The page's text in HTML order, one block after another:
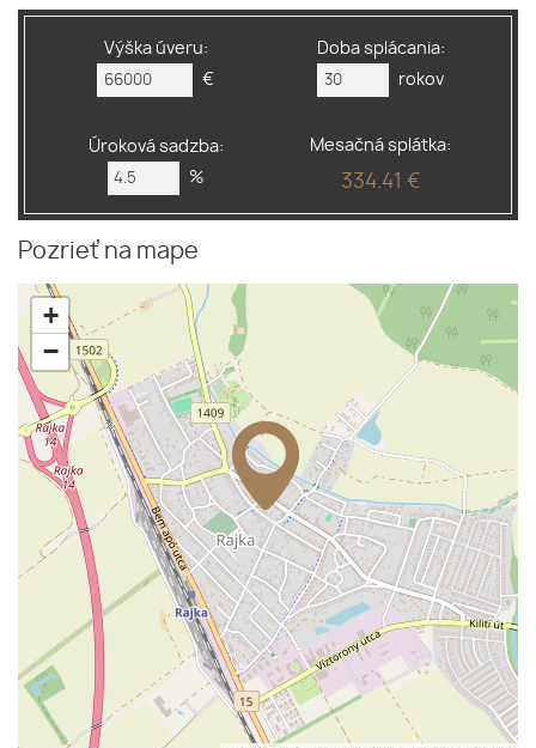
Výška úveru:
€
Doba splácania:
rokov
Úroková sadzba:
%
Mesačná splátka:
334.41 €
Pozrieť na mape
+
−